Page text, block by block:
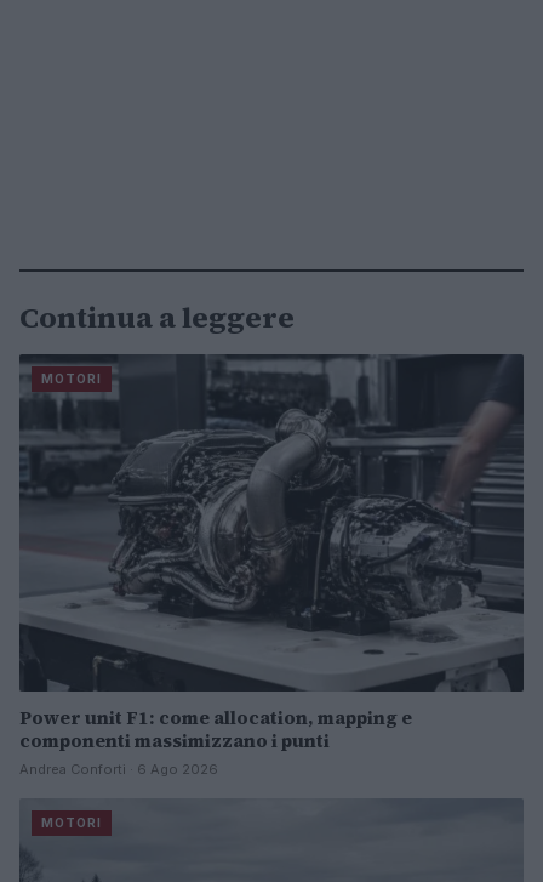
Continua a leggere
MOTORI
Power unit F1: come allocation, mapping e
componenti massimizzano i punti
Andrea Conforti · 6 Ago 2026
MOTORI